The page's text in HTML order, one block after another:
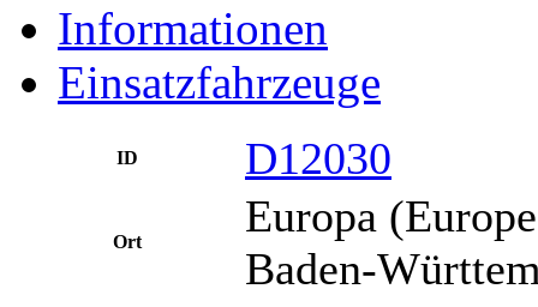
Informationen
Einsatzfahrzeuge
ID D12030
Ort
Europa
Baden-